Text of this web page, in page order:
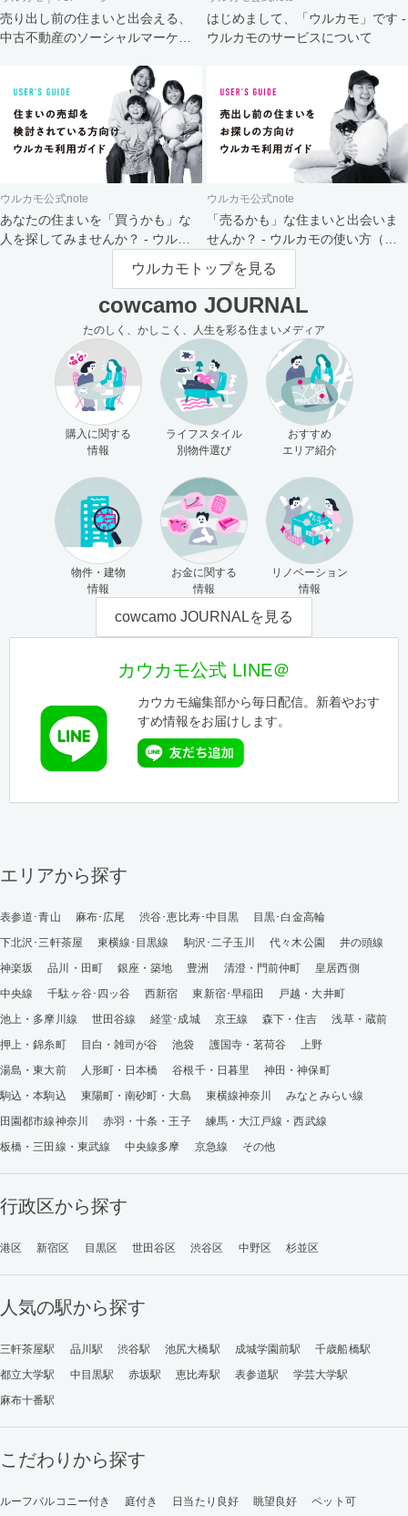
売り出し前の住まいと出会える、
中古不動産のソーシャルマーケッ
はじめまして、「ウルカモ」です -
ウルカモのサービスについて
ウルカモ公式note
あなたの住まいを「買うかも」な
人を探してみませんか？ - ウルカ
ウルカモ公式note
「売るかも」な住まいと出会いま
せんか？ - ウルカモの使い方（買
主さま向け）
ウルカモトップを見る
cowcamo JOURNAL
たのしく、かしこく、人生を彩る住まいメディア
購入に関する
情報
ライフスタイル
別物件選び
おすすめ
エリア紹介
物件・建物
情報
お金に関する
情報
リノベーション
情報
cowcamo JOURNALを見る
カウカモ公式 LINE＠
カウカモ編集部から毎日配信。新着やおす
すめ情報をお届けします。
エリアから探す
表参道･青山 麻布･広尾 渋谷･恵比寿･中目黒
目黒･白金高輪
下北沢･三軒茶屋
東横線･目黒線 駒沢･二子玉川 代々木公園
井の頭線
神楽坂
品川・田町 銀座・築地 豊洲 清澄・門前仲町
皇居西側
中央線
千駄ヶ谷･四ッ谷 西新宿 東新宿･早稲田
戸越・大井町
池上・多摩川線
世田谷線 経堂･成城 京王線 森下・住吉
浅草・蔵前
押上・錦糸町
目白・雑司が谷 池袋 護国寺・茗荷谷
上野
湯島・東大前
人形町・日本橋 谷根千・日暮里
神田・神保町
駒込・本駒込
東陽町・南砂町・大島 東横線神奈川
みなとみらい線
田園都市線神奈川
赤羽・十条・王子
練馬・大江戸線・西武線
板橋・三田線・東武線
中央線多摩 京急線 その他
行政区から探す
港区 新宿区 目黒区 世田谷区 渋谷区 中野区 杉並区
人気の駅から探す
三軒茶屋駅 品川駅 渋谷駅 池尻大橋駅 成城学園前駅
千歳船橋駅
都立大学駅
中目黒駅 赤坂駅 恵比寿駅 表参道駅
学芸大学駅
麻布十番駅
こだわりから探す
ルーフバルコニー付き 庭付き 日当たり良好 眺望良好
ペット可